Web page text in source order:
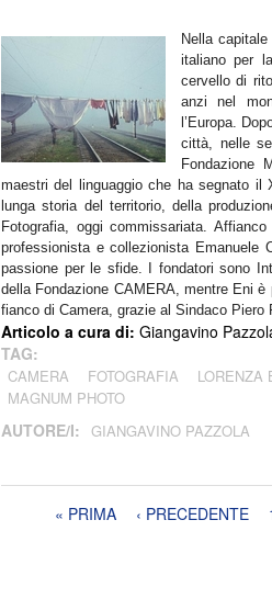
Nella
italiano per
cervello di
anzi nel
l’Europa.
città, nelle
Fondazione
maestri del linguaggio che ha segnato
lunga storia del territorio, della
Fotografia, oggi commissariata.
professionista e collezionista Emanuele
passione per le sfide. I fondatori sono
della Fondazione CAMERA, mentre Eni
fianco di Camera, grazie al Sindaco
Articolo a cura di: Giangavino
TAG:
CAMERA FOTOGRAFIA LORENZA
MAGNUM PHOTO
AUTORE/I: GIANGAVINO PAZZOLA
Pagine« PRIMA ‹ PRECEDENTE